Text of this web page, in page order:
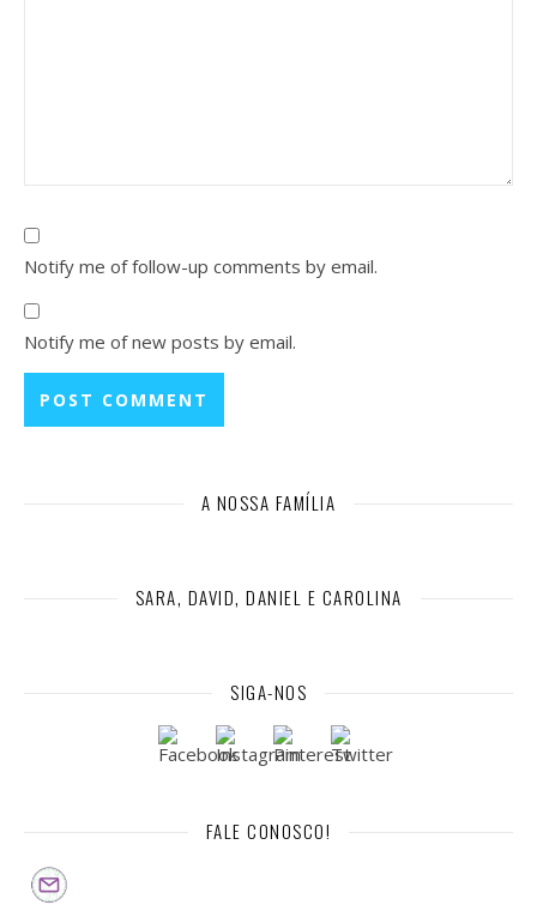
Notify me of follow-up comments by email.
Notify me of new posts by email.
A NOSSA FAMÍLIA
SARA, DAVID, DANIEL E CAROLINA
SIGA-NOS
FALE CONOSCO!